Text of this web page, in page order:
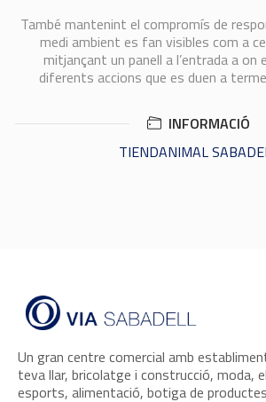
També mantenint el compromís de
medi ambient es fan visibles com a
mitjançant un panell a l’entrada a on
diferents accions que es duen a
INFORMACIÓ
TIENDANIMAL
Un gran centre comercial amb
teva llar, bricolatge i construcció, moda,
esports, alimentació, botiga de